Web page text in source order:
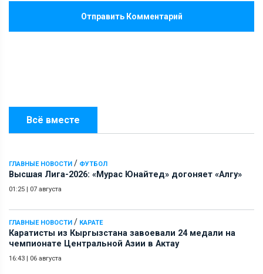
Всё вместе
ГЛАВНЫЕ НОВОСТИ / ФУТБОЛ
Высшая Лига-2026: «Мурас Юнайтед» догоняет «Алгу»
01:25 | 07 августа
ГЛАВНЫЕ НОВОСТИ / КАРАТЕ
Каратисты из Кыргызстана завоевали 24 медали на
чемпионате Центральной Азии в Актау
16:43 | 06 августа
Отправить Комментарий